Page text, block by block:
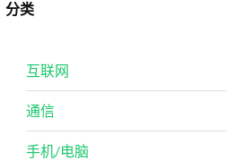
分类
互联网
通信
手机/电脑